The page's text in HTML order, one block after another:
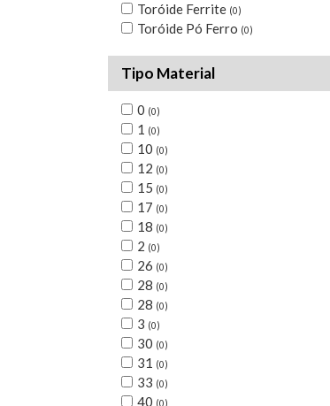
Toróide Ferrite (0)
Toróide Pó Ferro (0)
Tipo Material
0 (0)
1 (0)
10 (0)
12 (0)
15 (0)
17 (0)
18 (0)
2 (0)
26 (0)
28 (0)
28 (0)
3 (0)
30 (0)
31 (0)
33 (0)
40 (0)